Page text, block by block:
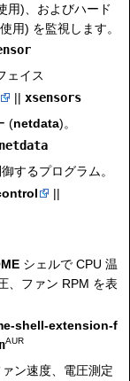
用)、およびハード
用) を監視します。
ェイス
||xsensors
(netdata)。
netdata
するプログラム。
||
シェルで CPU 温
、ファン RPM を表
shell-extension-f
AUR
ン速度、電圧測定